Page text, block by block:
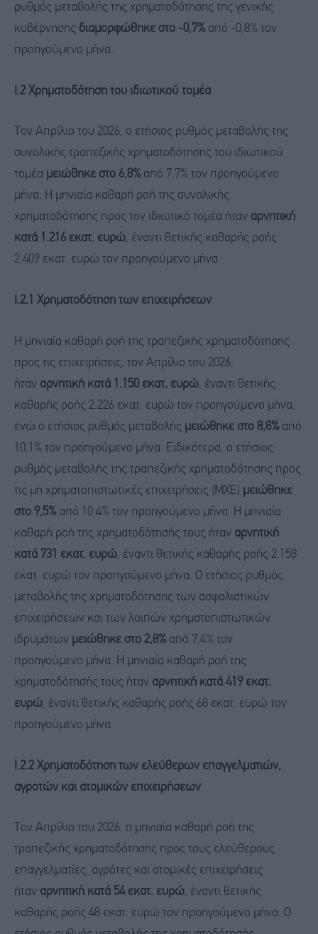
ρυθμός μεταβολής της χρηματοδότησης της γενικής
κυβέρνησης διαμορφώθηκε στο -0,7% από -0,8% τον
προηγούμενο μήνα.
Ι.2 Χρηματοδότηση του ιδιωτικού τομέα
Τον Απρίλιο του 2026, o ετήσιος ρυθμός μεταβολής της
συνολικής τραπεζικής χρηματοδότησης του ιδιωτικού
τομέα μειώθηκε στο 6,8% από 7,7% τον προηγούμενο
μήνα. Η μηνιαία καθαρή ροή της συνολικής
χρηματοδότησης προς τον ιδιωτικό τομέα ήταν αρνητική
κατά 1.216 εκατ. ευρώ, έναντι θετικής καθαρής ροής
2.409 εκατ. ευρώ τον προηγούμενο μήνα.
Ι.2.1 Χρηματοδότηση των επιχειρήσεων
Η μηνιαία καθαρή ροή της τραπεζικής χρηματοδότησης
προς τις επιχειρήσεις, τον Απρίλιο του 2026,
ήταν αρνητική κατά 1.150 εκατ. ευρώ, έναντι θετικής
καθαρής ροής 2.226 εκατ. ευρώ τον προηγούμενο μήνα,
ενώ ο ετήσιος ρυθμός μεταβολής μειώθηκε στο 8,8% από
10,1% τον προηγούμενο μήνα. Ειδικότερα, ο ετήσιος
ρυθμός μεταβολής της τραπεζικής χρηματοδότησης προς
τις μη χρηματοπιστωτικές επιχειρήσεις (ΜΧΕ) μειώθηκε
στο 9,5% από 10,4% τον προηγούμενο μήνα. Η μηνιαία
καθαρή ροή της χρηματοδότησής τους ήταν αρνητική
κατά 731 εκατ. ευρώ, έναντι θετικής καθαρής ροής 2.158
εκατ. ευρώ τον προηγούμενο μήνα. Ο ετήσιος ρυθμός
μεταβολής της χρηματοδότησης των ασφαλιστικών
επιχειρήσεων και των λοιπών χρηματοπιστωτικών
ιδρυμάτων μειώθηκε στο 2,8% από 7,4% τον
προηγούμενο μήνα. Η μηνιαία καθαρή ροή της
χρηματοδότησής τους ήταν αρνητική κατά 419 εκατ.
ευρώ, έναντι θετικής καθαρής ροής 68 εκατ. ευρώ τον
προηγούμενο μήνα.
Ι.2.2 Χρηματοδότηση των ελεύθερων επαγγελματιών,
αγροτών και ατομικών επιχειρήσεων
Τον Απρίλιο του 2026, η μηνιαία καθαρή ροή της
τραπεζικής χρηματοδότησης προς τους ελεύθερους
επαγγελματίες, αγρότες και ατομικές επιχειρήσεις
ήταν αρνητική κατά 54 εκατ. ευρώ, έναντι θετικής
καθαρής ροής 48 εκατ. ευρώ τον προηγούμενο μήνα. Ο